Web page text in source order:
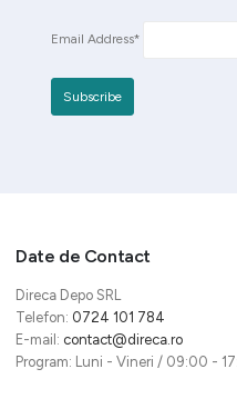
Email Address*
Date de Contact
Direca Depo SRL
Telefon: 0724 101 784
E-mail: contact@direca.ro
Program: Luni - Vineri / 09:00 -